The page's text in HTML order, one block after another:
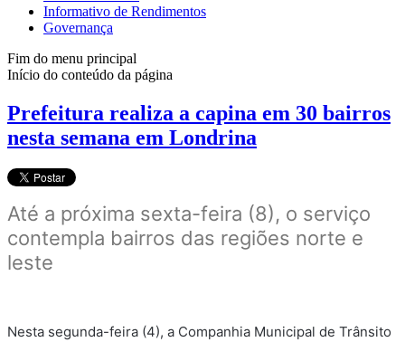
Informativo de Rendimentos
Governança
Fim do menu principal
Início do conteúdo da página
Prefeitura realiza a capina em 30 bairros
nesta semana em Londrina
Até a próxima sexta-feira (8), o serviço
contempla bairros das regiões norte e
leste
Nesta segunda-feira (4), a Companhia Municipal de Trânsito